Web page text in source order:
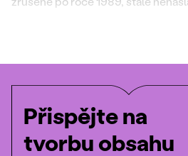
Přispějte na
tvorbu obsahu